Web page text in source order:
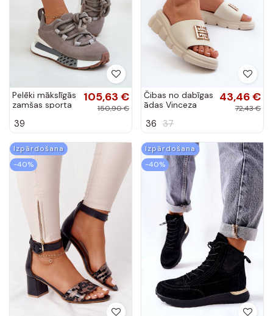
Pelēki mākslīgās
zamšas sporta
platformu un
Artiker 54C1463
105,63 €
150,90 €
39
Čibas no dabīgas
ādas Vinceza
43,46 €
72,43 €
36 37
Izpārdošana
-40%
Izpārdošana
-40%